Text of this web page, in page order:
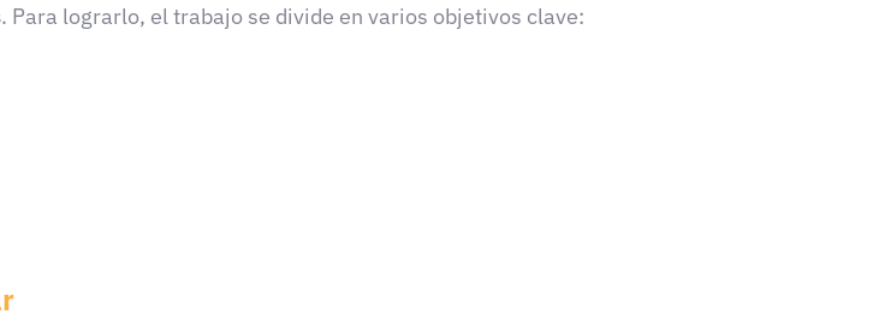
. Para lograrlo, el trabajo se divide en varios objetivos clave: